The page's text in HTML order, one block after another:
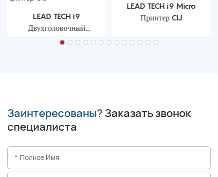
LEAD TECH i9
Двухголовочный
струйный принтер CIJ
LEAD TECH i9 Micro
Принтер CIJ
Заинтересованы? Заказать звонок
специалиста
Полное Имя